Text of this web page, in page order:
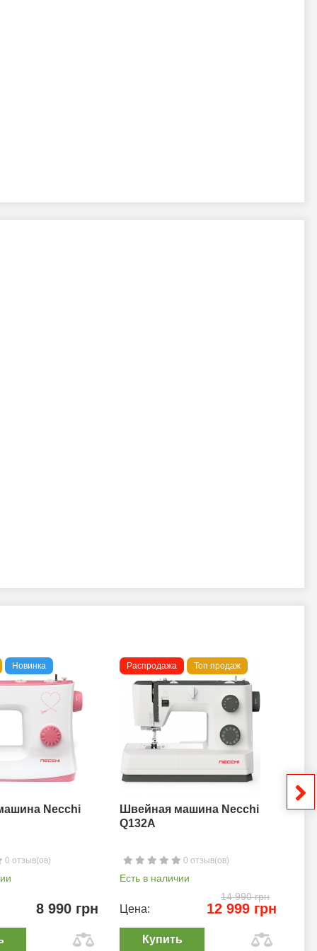
Новинка
Necchi
0 отзыв(ов)
8 990 грн
Распродажа Топ продаж
Швейная машина Necchi
Q132A
0 отзыв(ов)
Есть в наличии
14 990 грн
Цена: 12 999 грн
Купить